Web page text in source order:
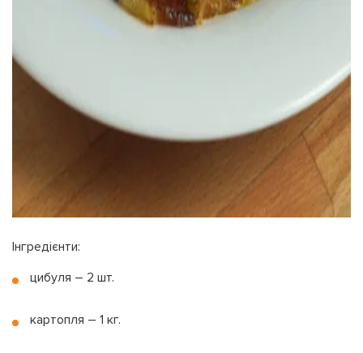
Інгредієнти:
цибуля – 2 шт.
картопля – 1 кг.
ПОВЕРНУТИСЯ ДО БЛОГУ
УВІЙТИ ЗА ДОПОМОГОЮ
ДЗВІНКА
ПОВЕРНУТИСЯ